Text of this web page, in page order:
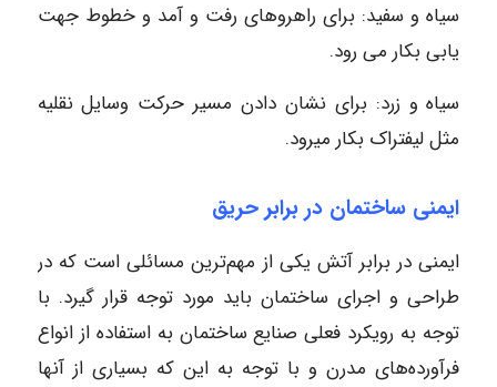
سیاه و سفید: برای راهروهای رفت و آمد و خطوط جهت
یابی بکار می رود.
سیاه و زرد: برای نشان دادن مسیر حرکت وسایل نقلیه
مثل لیفتراک بکار میرود.
ایمنی ساختمان در برابر حریق
ایمنی در برابر آتش‌ یکی از مهم‌ترین مسائلی است که در
طراحی و اجرای ساختمان باید مورد توجه قرار گیرد. با
توجه به رویکرد فعلی صنایع ساختمان‌ به استفاده از انواع
فرآورده‌های مدرن و با توجه به این که بسیاری از آنها